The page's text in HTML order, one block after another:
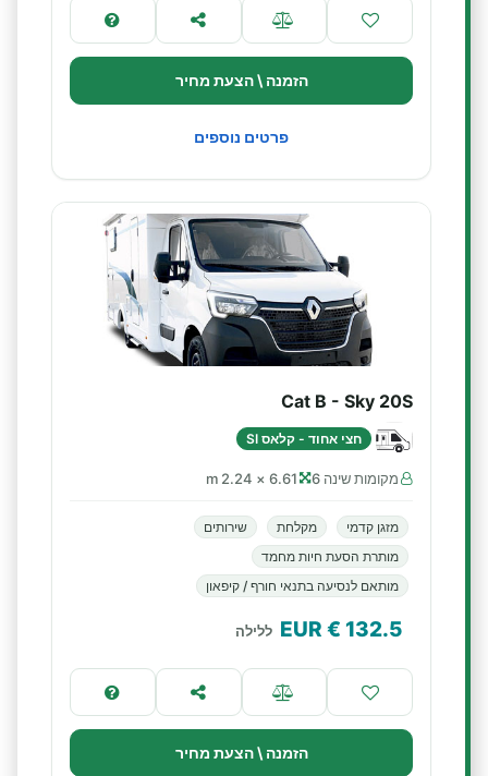
הזמנה \ הצעת מחיר
פרטים נוספים
Cat B - Sky 20S
חצי אחוד - קלאס SI
מקומות שינה 6 6.61 × 2.24 m
מזגן קדמי מקלחת
שירותים
מותרת הסעת חיות מחמד
מותאם לנסיעה בתנאי חורף / קיפאון
132.5
€ EUR ללילה
הזמנה \ הצעת מחיר